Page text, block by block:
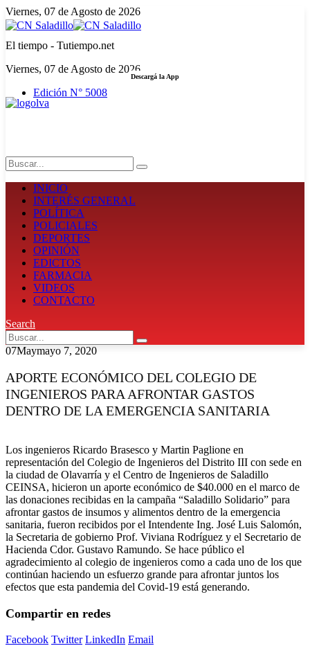
Viernes, 07 de Agosto de 2026
El tiempo - Tutiempo.net
Viernes, 07 de Agosto de 2026
Edición N° 5008
Descargá la App
INICIO
INTERÉS GENERAL
POLÍTICA
POLICIALES
DEPORTES
OPINIÓN
EDICTOS
FARMACIA
VIDEOS
CONTACTO
Search
07Maymayo 7, 2020
APORTE ECONÓMICO DEL COLEGIO DE
INGENIEROS PARA AFRONTAR GASTOS
DENTRO DE LA EMERGENCIA SANITARIA
Los ingenieros Ricardo Brasesco y Martin Paglione en
representación del Colegio de Ingenieros del Distrito III con sede en
la ciudad de Olavarría y el Centro de Ingenieros de Saladillo
CEINSA, hicieron un aporte económico de $40.000 en el marco de
las donaciones recibidas en la campaña “Saladillo Solidario” para
afrontar gastos de insumos y alimentos dentro de la emergencia
sanitaria, fueron recibidos por el Intendente Ing. José Luis Salomón,
la Secretaria de gobierno Prof. Viviana Rodríguez y el Secretario de
Hacienda Cdor. Gustavo Ramundo. Se hace público el
agradecimiento al colegio de ingenieros como a cada uno de los que
continúan haciendo un esfuerzo grande para afrontar juntos los
efectos que esta pandemia del Covid-19 está generando.
Compartir en redes
Facebook Twitter LinkedIn Email